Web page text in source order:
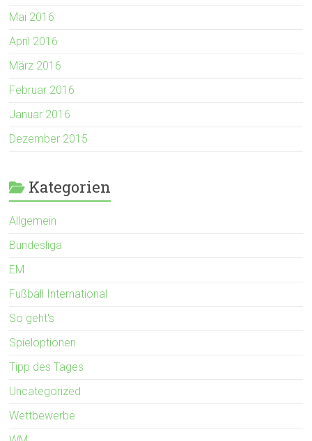
Mai 2016
April 2016
März 2016
Februar 2016
Januar 2016
Dezember 2015
Kategorien
Allgemein
Bundesliga
EM
Fußball International
So geht's
Spieloptionen
Tipp des Tages
Uncategorized
Wettbewerbe